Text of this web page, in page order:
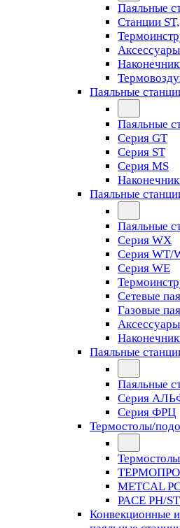
Паяльные
Станции
Аксессуары
Паяльные
Паяльные
Серия GT
Серия ST
Серия MS
Паяльные
Паяльные
Серия WX
Серия WT/
Серия WE
Сетевые
Газовые
Аксессуары
Паяльные
Паяльные
Серия
Серия ФРЦ
Термостолы/
METCAL
PACE PH/ST
Конвекционные